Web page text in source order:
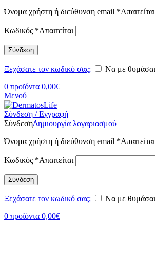
Όνομα χρήστη ή διεύθυνση email *Απαιτείται
Κωδικός *Απαιτείται
Σύνδεση
Ξεχάσατε τον κωδικό σας;
Να με θυμάσαι
0 προϊόντα 0,00€
Μενού
Σύνδεση / Εγγραφή
ΣύνδεσηΔημιουργία λογαριασμού
Όνομα χρήστη ή διεύθυνση email *Απαιτείται
Κωδικός *Απαιτείται
Σύνδεση
Ξεχάσατε τον κωδικό σας;
Να με θυμάσαι
0 προϊόντα 0,00€